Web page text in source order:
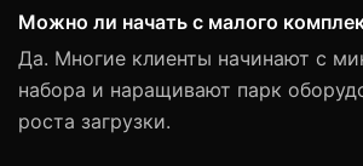
Можно ли начать с малого
Да. Многие клиенты начинают с
набора и наращивают парк
роста загрузки.